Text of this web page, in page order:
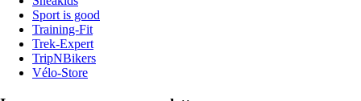
Sport is good
Training-Fit
Trek-Expert
TripNBikers
Vélo-Store